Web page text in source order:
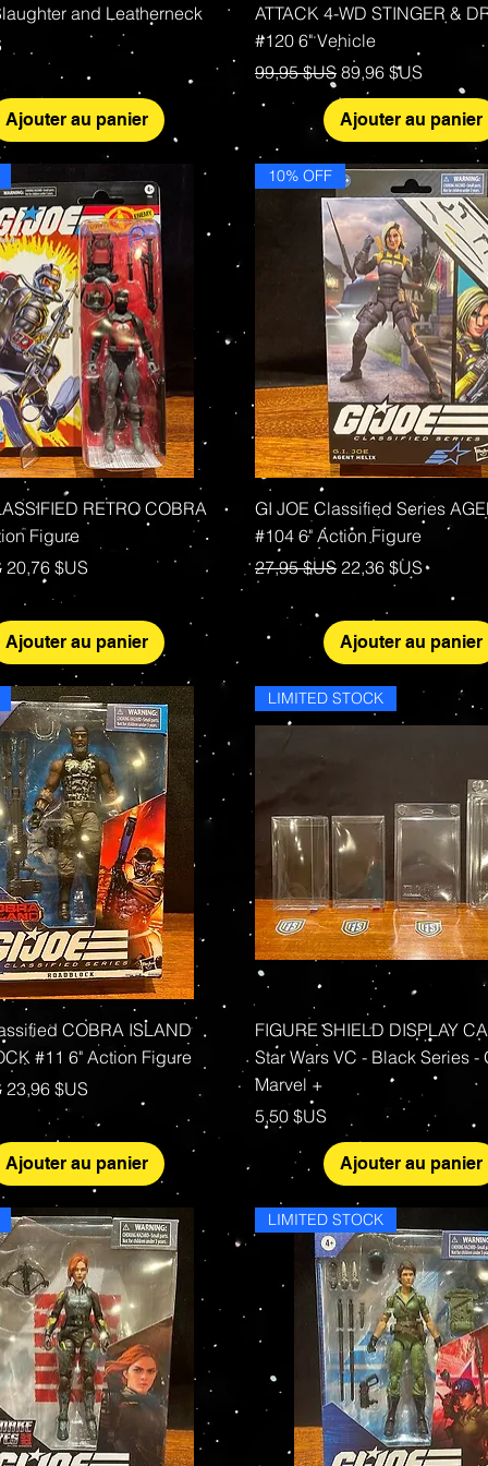
and Leatherneck
Ajouter au panier
ATTACK 4-WD STINGER &
#120 6" Vehicle
Prix original
99,95 $US Prix promotionnel
89,96 $US
Ajouter au panier
Aperçu rapideRETRO COBRA
Figure
Prix promotionnel
20,76 $US
Ajouter au panier
Aperçu rapide
10% OFF
GI JOE Classified Series
#104 6" Action Figure
Prix original
27,95 $US Prix promotionnel
22,36 $US
Ajouter au panier
Aperçu rapide
COBRA ISLAND
#11 6" Action Figure
Prix promotionnel
23,96 $US
Ajouter au panier
Aperçu rapide
LIMITED STOCK
FIGURE SHIELD DISPLAY
Star Wars VC - Black Series -
Marvel +
Prix
5,50 $US
Ajouter au panier
LIMITED STOCK